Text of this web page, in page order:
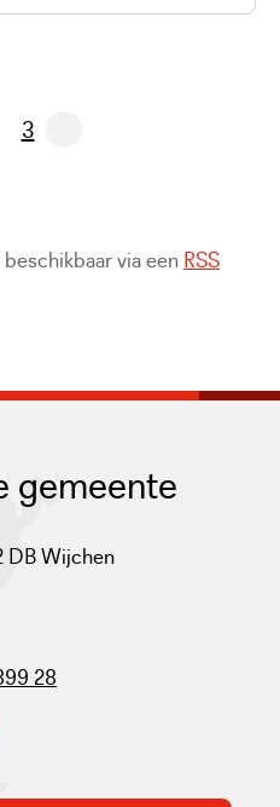
Pagina
3
via een RSS
gemeente
DB Wijchen
28
link gaat naar een externe